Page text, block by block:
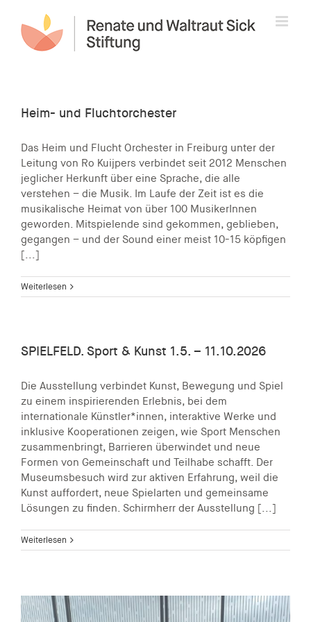
Inhalt
springen
Heim- und Fluchtorchester
Das Heim und Flucht Orchester in Freiburg unter der
Leitung von Ro Kuijpers verbindet seit 2012 Menschen
jeglicher Herkunft über eine Sprache, die alle
verstehen – die Musik. Im Laufe der Zeit ist es die
musikalische Heimat von über 100 MusikerInnen
geworden. Mitspielende sind gekommen, geblieben,
gegangen – und der Sound einer meist 10-15 köpfigen
[...]
Weiterlesen
SPIELFELD. Sport & Kunst 1.5. – 11.10.2026
Die Ausstellung verbindet Kunst, Bewegung und Spiel
zu einem inspirierenden Erlebnis, bei dem
internationale Künstler*innen, interaktive Werke und
inklusive Kooperationen zeigen, wie Sport Menschen
zusammenbringt, Barrieren überwindet und neue
Formen von Gemeinschaft und Teilhabe schafft. Der
Museumsbesuch wird zur aktiven Erfahrung, weil die
Kunst auffordert, neue Spielarten und gemeinsame
Lösungen zu finden. Schirmherr der Ausstellung [...]
Weiterlesen